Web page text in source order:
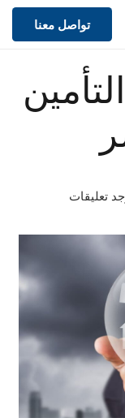
تواصل معنا
تعليقات